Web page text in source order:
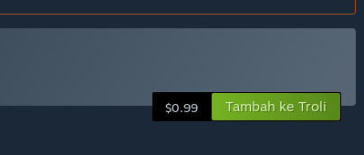
$0.99 Tambah ke Troli